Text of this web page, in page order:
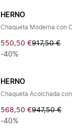
HERNO
Chaqueta Moderna con
550,50 €917,50 €
-40%
HERNO
Chaqueta Acolchada
568,50 €947,50 €
-40%